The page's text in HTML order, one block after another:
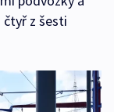
čtyř z šesti